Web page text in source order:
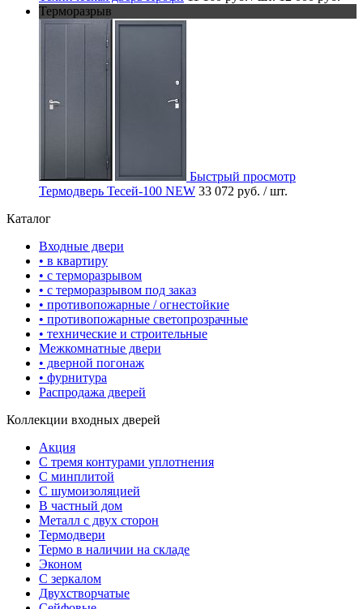
Терморазрыв
Быстрый просмотр
Термодверь Тесей-100 NEW 33 072 руб. / шт.
Каталог
Входные двери
• в квартиру
• с терморазрывом
• с терморазрывом под заказ
• противопожарные / огнестойкие
• противопожарные светопрозрачные
• технические и строительные
Межкомнатные двери
• дверной погонаж
• фурнитура
Распродажа дверей
Коллекции входных дверей
Акция
С тремя контурами уплотнения
С минплитой
С шумоизоляцией
В частный дом
Металл с двух сторон
Термодвери
Термо в наличии на складе
Эконом
С зеркалом
Двухстворчатые